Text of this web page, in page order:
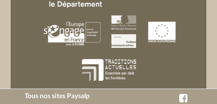
Tous nos sites Paysalp